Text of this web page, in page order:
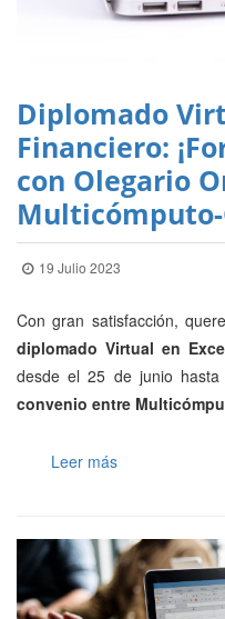
Diplomado
Financiero:
con Olegario
Multicómputo-
19 Julio 2023
Con gran satisfacción,
diplomado Virtual en
desde el 25 de junio
convenio entre
Leer más